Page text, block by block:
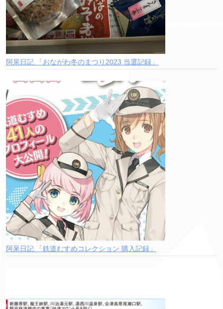
阿呆日記 「おながわ冬のまつり2023 当選記録」
阿呆日記 「鉄道むすめコレクション 購入記録」